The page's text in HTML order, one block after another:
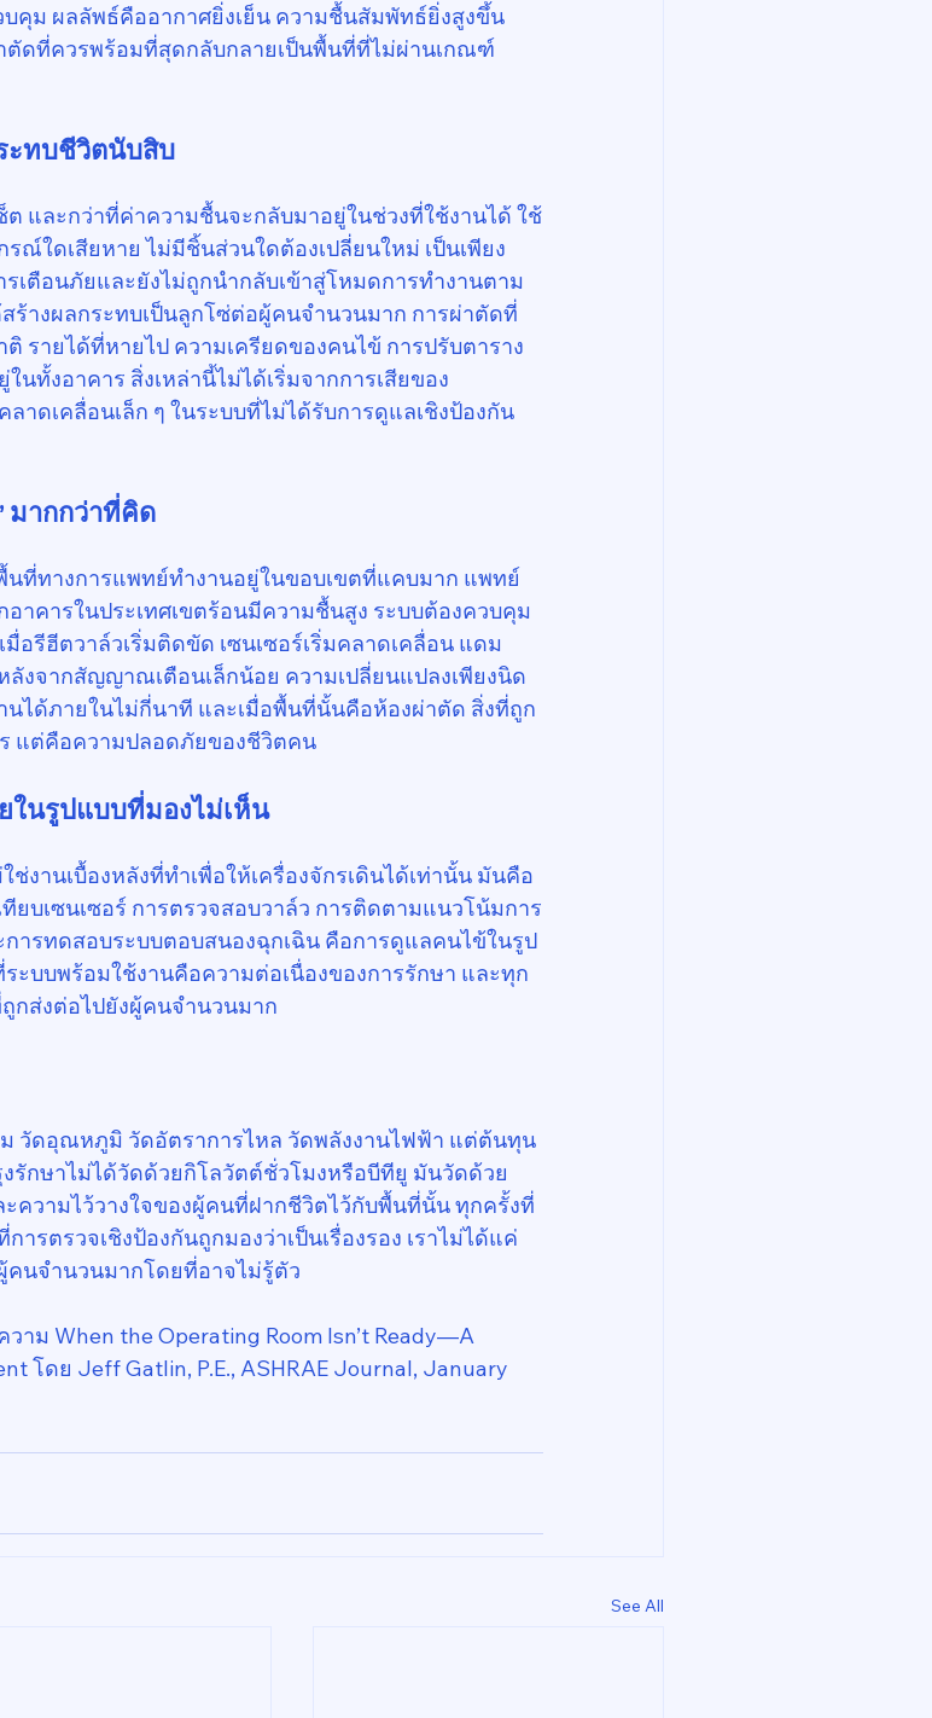
คุม ผลลัพธ์คืออากาศยิ่งเย็น ความชื้นสัมพัทธ์ยิ่งสูงขึ้น
ตัดที่ควรพร้อมที่สุดกลับกลายเป็นพื้นที่ที่ไม่ผ่านเกณฑ์
ะทบชีวิตนับสิบ
ต และกว่าที่ค่าความชื้นจะกลับมาอยู่ในช่วงที่ใช้งานได้ ใช้
รณ์ใดเสียหาย ไม่มีชิ้นส่วนใดต้องเปลี่ยนใหม่ เป็นเพียง
เตือนภัยและยังไม่ถูกนำกลับเข้าสู่โหมดการทำงานตาม
ร้างผลกระทบเป็นลูกโซ่ต่อผู้คนจำนวนมาก การผ่าตัดที่
รายได้ที่หายไป ความเครียดของคนไข้ การปรับตาราง
ทั้งอาคาร สิ่งเหล่านี้ไม่ได้เริ่มจากการเสียของ
าดเคลื่อนเล็ก ๆ ในระบบที่ไม่ได้รับการดูแลเชิงป้องกัน
มากกว่าที่คิด
ที่ทางการแพทย์ทำงานอยู่ในขอบเขตที่แคบมาก แพทย์
คารในประเทศเขตร้อนมีความชื้นสูง ระบบต้องควบคุม
อรีฮีตวาล์วเริ่มติดขัด เซนเซอร์เริ่มคลาดเคลื่อน แดม
ลังจากสัญญาณเตือนเล็กน้อย ความเปลี่ยนแปลงเพียงนิด
นได้ภายในไม่กี่นาที และเมื่อพื้นที่นั้นคือห้องผ่าตัด สิ่งที่ถูก
แต่คือความปลอดภัยของชีวิตคน
ในรูปแบบที่มองไม่เห็น
ช่งานเบื้องหลังที่ทำเพื่อให้เครื่องจักรเดินได้เท่านั้น มันคือ
ยบเซนเซอร์ การตรวจสอบวาล์ว การติดตามแนวโน้มการ
ารทดสอบระบบตอบสนองฉุกเฉิน คือการดูแลคนไข้ในรูป
บบพร้อมใช้งานคือความต่อเนื่องของการรักษา และทุก
ส่งต่อไปยังผู้คนจำนวนมาก
ม วัดอุณหภูมิ วัดอัตราการไหล วัดพลังงานไฟฟ้า แต่ต้นทุน
รักษาไม่ได้วัดด้วยกิโลวัตต์ชั่วโมงหรือบีทียู มันวัดด้วย
ความไว้วางใจของผู้คนที่ฝากชีวิตไว้กับพื้นที่นั้น ทุกครั้งที่
ารตรวจเชิงป้องกันถูกมองว่าเป็นเรื่องรอง เราไม่ได้แค่
คนจำนวนมากโดยที่อาจไม่รู้ตัว
าม When the Operating Room Isn’t Ready—A
โดย Jeff Gatlin, P.E., ASHRAE Journal, January
See All